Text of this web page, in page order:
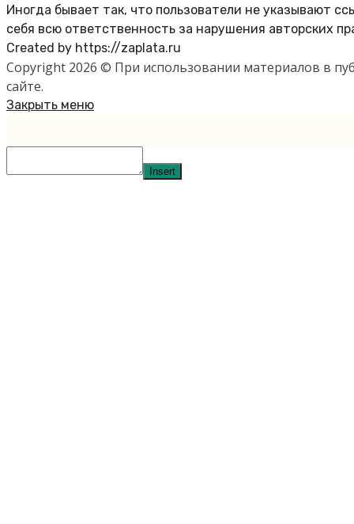
Иногда бывает так, что пользователи не указывают
себя всю ответственность за нарушения авторских
Created by https://zaplata.ru
Copyright 2026 © При использовании материалов в
сайте.
Закрыть меню
Insert